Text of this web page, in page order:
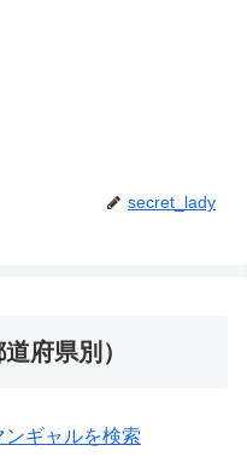
secret_lady
府県別）
ギャルを検索